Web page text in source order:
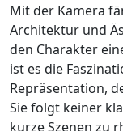
Mit der Kamera
Architektur und
den Charakter
ist es die
Repräsentation,
Sie folgt keiner
kurze Szenen zu